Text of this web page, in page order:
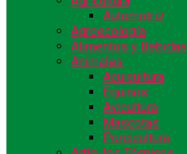
Automotriz
Agroecología
Alimentos y Bebidas
Animales
Acuicultura
Equinos
Avicultura
Mascotas
Porcicultura